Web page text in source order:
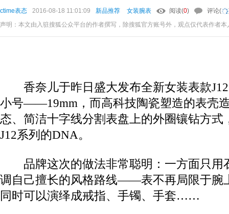
ctime表态 2016-08-18 11:01:09 新品推荐 女装腕表 阅读(0) 评论(
声明：本文由入驻搜狐公众平台的作者撰写，除搜狐官方账号外，观点仅代表作者
香奈儿于昨日盛大发布全新女装表款J12
小号——19mm，而高科技陶瓷塑造的表壳
态、简洁十字线分割表盘上的外圈镶钻方式
J12系列的DNA。
品牌这次的做法非常聪明：一方面只用
调自己擅长的风格路线——表不再局限于腕
同时可以演绎成戒指、手镯、手套……